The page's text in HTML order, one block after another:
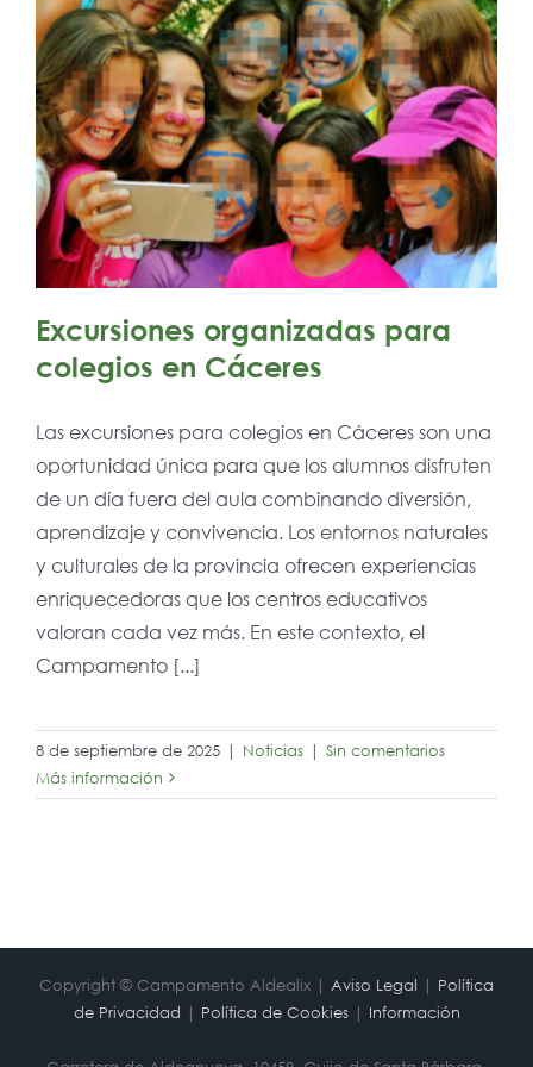
Excursiones organizadas para
colegios en Cáceres
Las excursiones para colegios en Cáceres son una
oportunidad única para que los alumnos disfruten
de un día fuera del aula combinando diversión,
aprendizaje y convivencia. Los entornos naturales
y culturales de la provincia ofrecen experiencias
enriquecedoras que los centros educativos
valoran cada vez más. En este contexto, el
Campamento [...]
8 de septiembre de 2025 | Noticias | Sin comentarios
Más información
Copyright © Campamento Aldealix | Aviso Legal | Política
de Privacidad | Política de Cookies| Información